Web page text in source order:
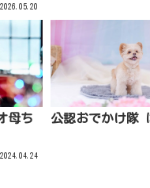
母ち
公認おでかけ隊